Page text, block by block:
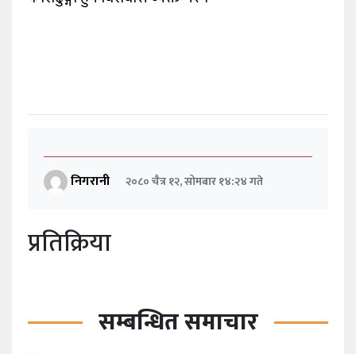
निगरानी २०८० चैत्र १२, सोमबार १४:२४ गते
प्रतिक्रिया
सम्बन्धित समाचार